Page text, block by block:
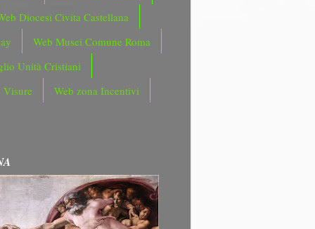
Diocesi Civita Castellana
Web Musei Comune Roma
Unità Cristiani
Visure
Web zona Incentivi